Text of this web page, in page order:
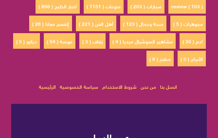
أخبار الخليج ( 868 ) منوعات ( 1151 ) سيارات ( 203 )
review ( 103 )
إتفسح معانا ( 26 )
أهل الفن ( 221 ) صحة وجمال ( 123 )
مجوهرات ( 5 )
ديكور ( 5 )
موضة ( 54 ) زفاف ( 3 ) مشاهير السوشيال ميديا ( 4 )
ادم ( 30 )
مطبخ ( 6 )
الأبراج ( 0 )
الرئيسية سياسة الخصوصية شروط الاستخدام من نحن اتصل بنا